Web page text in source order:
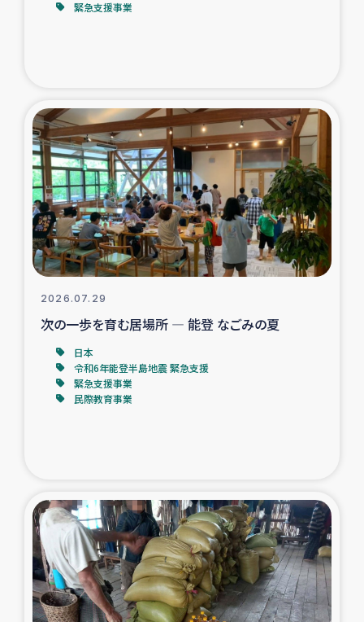
コーヒー生産者支援
アイナロ県マウベシ郡でのコーヒー畑改善事業
ベイルート大規模爆発被災者支援
女性の生計向上支援
アグロフォレストリー（カカオ）事業
緊急支援事業
2026.07.29
次の一歩を育む居場所 ― 能登 なごみの夏
日本
令和6年能登半島地震 緊急支援
緊急支援事業
民際教育事業